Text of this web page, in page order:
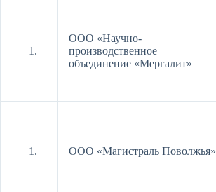
ООО «Научно-
производственное
объединение «Мергалит»
ООО «Магистраль Поволжья»